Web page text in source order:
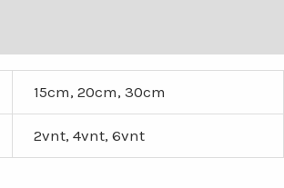
15cm, 20cm, 30cm
2vnt, 4vnt, 6vnt